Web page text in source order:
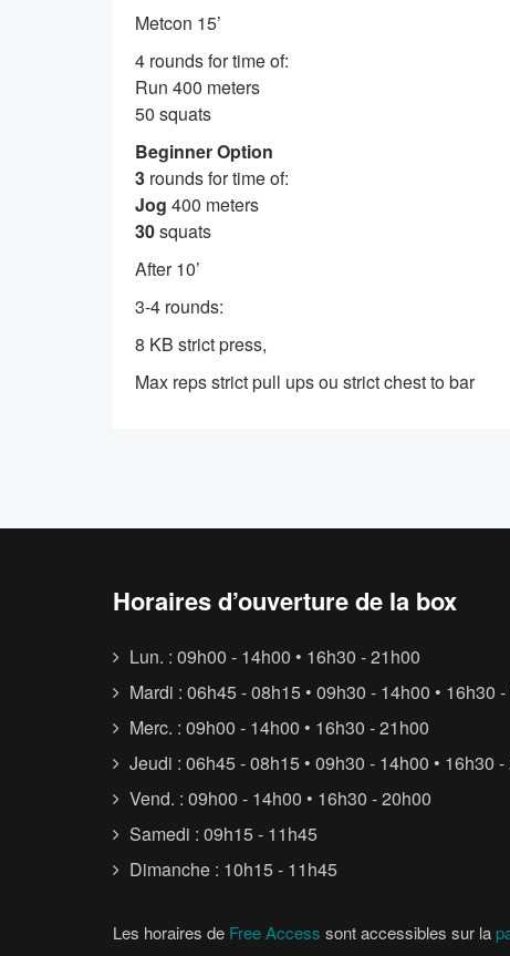
Metcon 15’
4 rounds for time of:
Run 400 meters
50 squats
Beginner Option
3 rounds for time of:
Jog 400 meters
30squats
After 10’
3-4 rounds:
8 KB strict press,
Max reps strict pull ups ou strict chest to bar
Horaires d’ouverture de la box
Lun. : 09h00 - 14h00 • 16h30 - 21h00
Mardi : 06h45 - 08h15 • 09h30 - 14h00 • 16h30
Merc. : 09h00 - 14h00 • 16h30 - 21h00
Jeudi : 06h45 - 08h15 • 09h30 - 14h00 • 16h30
Vend. : 09h00 - 14h00 • 16h30 - 20h00
Samedi : 09h15 - 11h45
Dimanche : 10h15 - 11h45
Les horaires de Free Access sont accessibles sur la